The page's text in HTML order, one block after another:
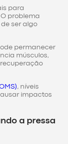
para
problema
ser algo
permanecer
músculos,
, níveis
impactos
a pressa